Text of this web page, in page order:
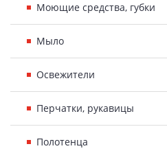
Моющие средства, губки
Мыло
Освежители
Перчатки, рукавицы
Полотенца